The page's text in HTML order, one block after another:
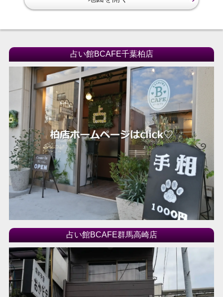
占い館BCAFE千葉柏店
占い館BCAFE群馬高崎店